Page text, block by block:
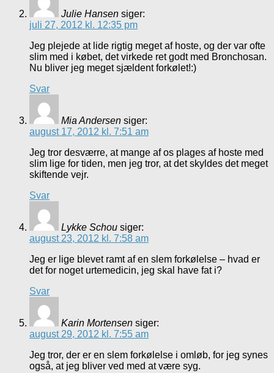
Julie Hansen siger:
juli 27, 2012 kl. 12:35 pm
Jeg plejede at lide rigtig meget af hoste, og der var ofte
slim med i købet, det virkede ret godt med Bronchosan.
Nu bliver jeg meget sjældent forkølet!:)
Svar
Mia Andersen siger:
august 17, 2012 kl. 7:51 am
Jeg tror desværre, at mange af os plages af hoste med
slim lige for tiden, men jeg tror, at det skyldes det meget
skiftende vejr.
Svar
Lykke Schou siger:
august 23, 2012 kl. 7:58 am
Jeg er lige blevet ramt af en slem forkølelse – hvad er
det for noget urtemedicin, jeg skal have fat i?
Svar
Karin Mortensen siger:
august 29, 2012 kl. 7:55 am
Jeg tror, der er en slem forkølelse i omløb, for jeg synes
også, at jeg bliver ved med at være syg.